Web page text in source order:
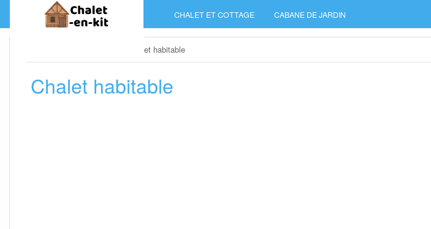
CHALET ET COTTAGE CABANE DE JARDIN
Chalet habitable
Chalet habitable